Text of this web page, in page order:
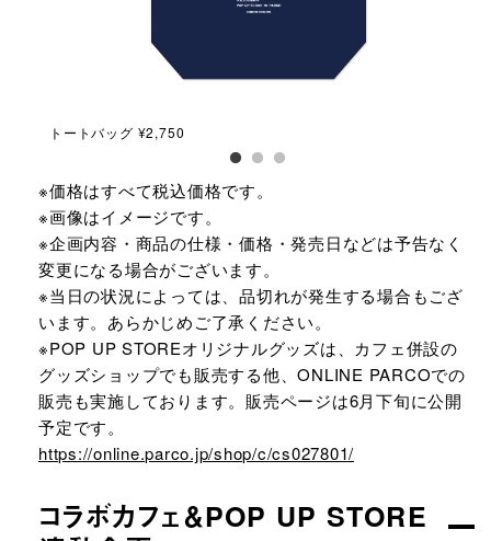
トートバッグ ¥2,750
※価格はすべて税込価格です。
※画像はイメージです。
※企画内容・商品の仕様・価格・発売日などは予告なく
変更になる場合がございます。
※当日の状況によっては、品切れが発生する場合もござ
います。あらかじめご了承ください。
※POP UP STOREオリジナルグッズは、カフェ併設の
グッズショップでも販売する他、ONLINE PARCOでの
販売も実施しております。販売ページは6月下旬に公開
予定です。
https://online.parco.jp/shop/c/cs027801/
コラボカフェ＆POP UP STORE